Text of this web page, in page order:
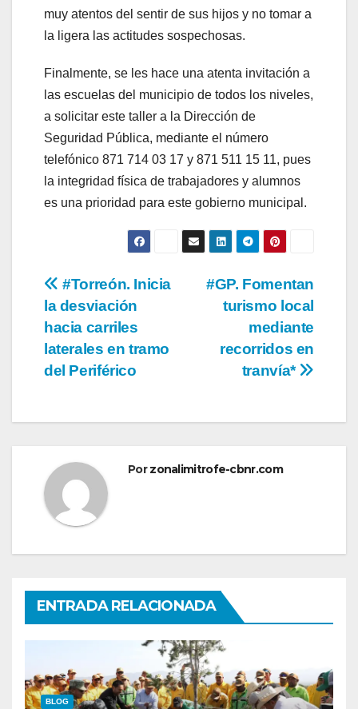
muy atentos del sentir de sus hijos y no tomar a
la ligera las actitudes sospechosas.
Finalmente, se les hace una atenta invitación a
las escuelas del municipio de todos los niveles,
a solicitar este taller a la Dirección de
Seguridad Pública, mediante el número
telefónico 871 714 03 17 y 871 511 15 11, pues
la integridad física de trabajadores y alumnos
es una prioridad para este gobierno municipal.
Navegación
de
entradas
#GP. Fomentan
turismo local
mediante
recorridos en
tranvía*
#Torreón. Inicia
la desviación
hacia carriles
laterales en tramo
del Periférico
Porzonalimitrofe-cbnr.com
ENTRADA RELACIONADA
BLOG